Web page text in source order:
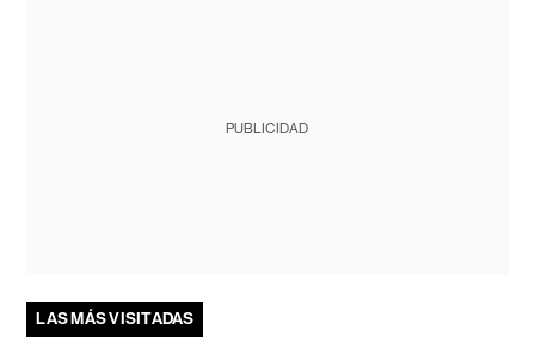
PUBLICIDAD
LAS MÁS VISITADAS